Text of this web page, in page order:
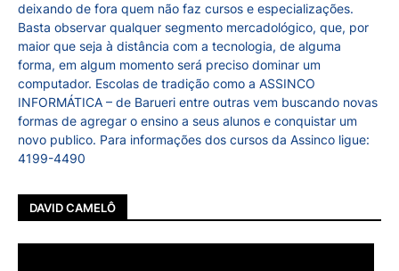
deixando de fora quem não faz cursos e especializações.
Basta observar qualquer segmento mercadológico, que, por
maior que seja à distância com a tecnologia, de alguma
forma, em algum momento será preciso dominar um
computador. Escolas de tradição como a ASSINCO
INFORMÁTICA – de Barueri entre outras vem buscando novas
formas de agregar o ensino a seus alunos e conquistar um
novo publico. Para informações dos cursos da Assinco ligue:
4199-4490
DAVID CAMELÔ